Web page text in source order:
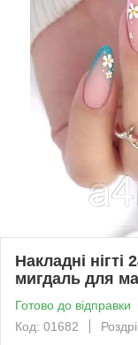
Накладні нігті
мигдаль для
Готово до відправки
Код: 01682